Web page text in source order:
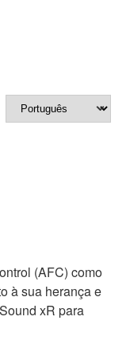
(AFC) como
à sua herança e
xR para